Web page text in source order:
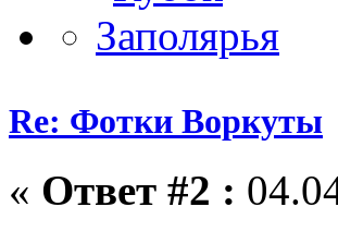
Re: Фотки Воркуты
« Ответ #2 :